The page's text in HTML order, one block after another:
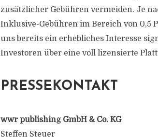
zusätzlicher Gebühren vermeiden. Je
Inklusive-Gebühren im Bereich von 0,5
uns bereits ein erhebliches Interesse
Investoren über eine voll lizensierte
PRESSEKONTAKT
wwr publishing GmbH & Co. KG
Steffen Steuer